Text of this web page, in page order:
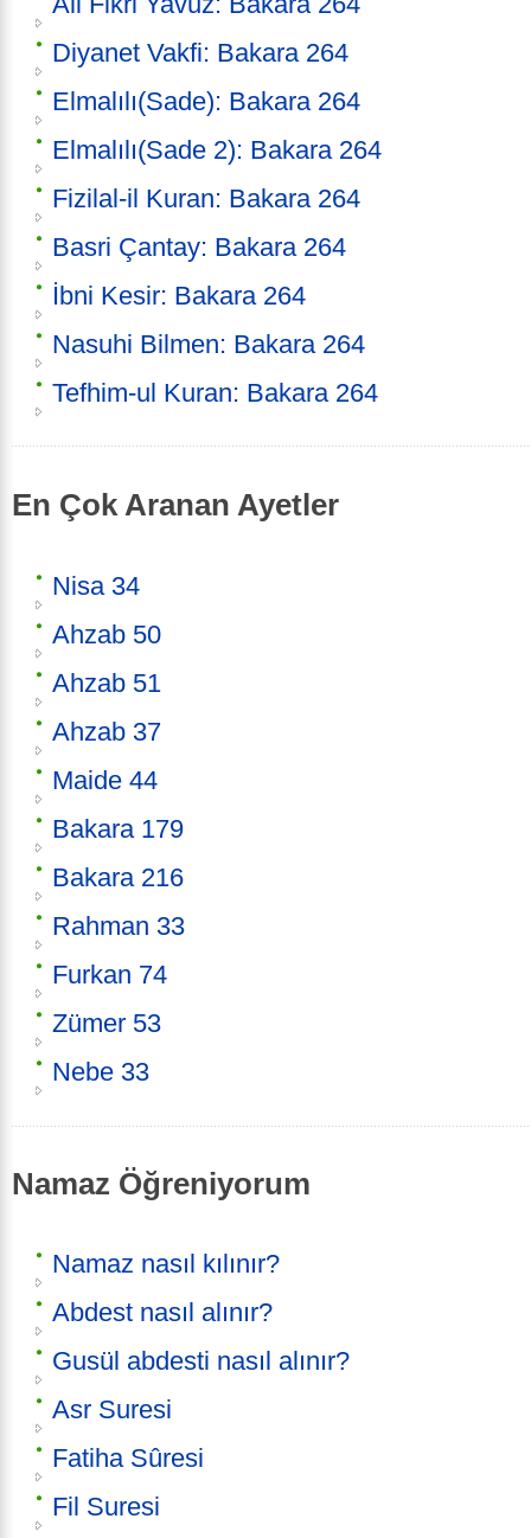
Diyanet Vakfi: Bakara 264
Elmalılı(Sade): Bakara 264
Elmalılı(Sade 2): Bakara 264
Fizilal-il Kuran: Bakara 264
Basri Çantay: Bakara 264
İbni Kesir: Bakara 264
Nasuhi Bilmen: Bakara 264
Tefhim-ul Kuran: Bakara 264
En Çok Aranan Ayetler
Nisa 34
Ahzab 50
Ahzab 51
Ahzab 37
Maide 44
Bakara 179
Bakara 216
Rahman 33
Furkan 74
Zümer 53
Nebe 33
Namaz Öğreniyorum
Namaz nasıl kılınır?
Abdest nasıl alınır?
Gusül abdesti nasıl alınır?
Asr Suresi
Fatiha Sûresi
Fil Suresi